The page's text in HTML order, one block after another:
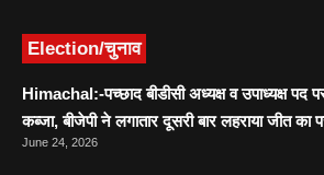
Election/चुनाव
Himachal:-पच्छाद बीडीसी अध्यक्ष व उपाध्यक्ष पद
कब्जा, बीजेपी ने लगातार दूसरी बार लहराया जीत का
June 24, 2026